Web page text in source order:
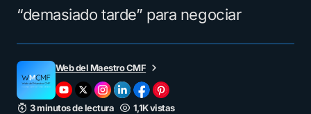
“demasiado tarde” para negociar
Web del Maestro CMF
3 minutos de lectura 1,1K vistas